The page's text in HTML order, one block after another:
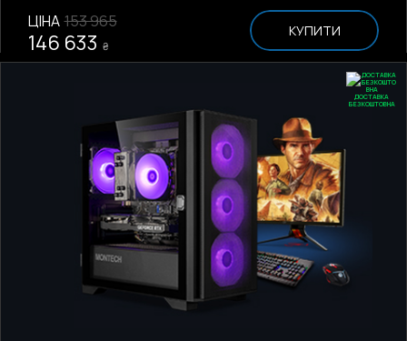
ЦІНА 153 965
146 633 ₴
КУПИТИ
ДОСТАВКА
БЕЗКОШТОВНА